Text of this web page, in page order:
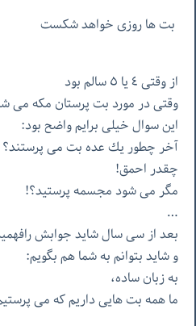
بتهاروزىخواهدشكست
ازوقتى٤ يا ٥سالمبود
وقتىدرموردبتپرستان مكهمى
اينسوالخيلىبرايمواضحبود:
آخرچطوريكعدهبتمىپرستند؟
چقدراحمق!
مگرمىشودمجسمهپرستيد؟!
…
بعدازسىسالشايدجوابش
وشايدبتوانمبهشماهمبگويم:
بهزبانساده،
ماهمهبتهايىداريمكهمى